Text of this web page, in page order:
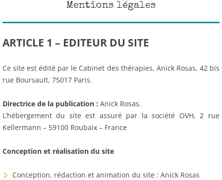
Mentions légales
ARTICLE 1 – EDITEUR DU SITE
Ce site est édité par le Cabinet des thérapies, Anick Rosas, 42 bis
rue Boursault, 75017 Paris.
Directrice de la publication : Anick Rosas.
L’hébergement du site est assuré par la société OVH, 2 rue
Kellermann – 59100 Roubaix – France
Conception et réalisation du site
Conception, rédaction et animation du site : Anick Rosas